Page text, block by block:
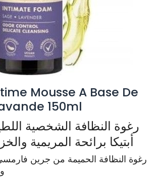
Mousse A Base De
150ml
رغوة النظافة الشخصية
أبتيكا برائحة المريمية والخزامى
رغوة النظافة الحميمة من جرين